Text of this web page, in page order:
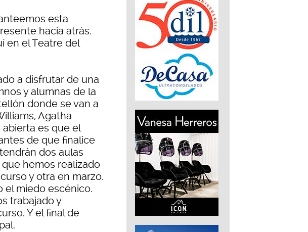
esta
hacia atrás.
en el Teatre del
a disfrutar de una
y alumnas de la
donde se van a
Agatha
abierta es que el
de que finalice
dos aulas
hemos realizado
y otra en marzo.
el miedo escénico.
trabajado y
Y el final de